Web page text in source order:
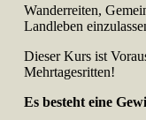
Wanderreiten,
Landleben
Dieser Kurs ist
Mehrtagesritten!
Es besteht eine